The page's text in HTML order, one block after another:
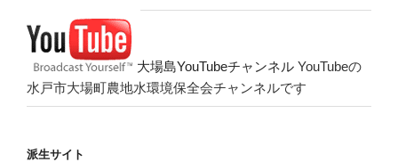
大場島YouTubeチャンネル YouTubeの
水戸市大場町農地水環境保全会チャンネルです
派生サイト